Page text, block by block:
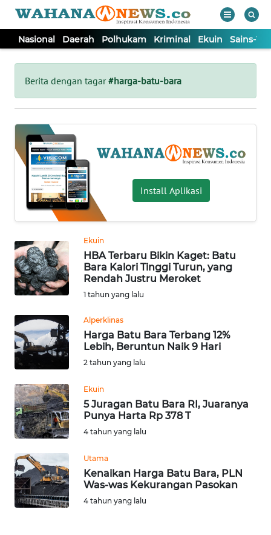
Nasional Daerah Polhukam Kriminal Ekuin Sains-
Berita dengan tagar#harga-batu-bara
Install Aplikasi
Ekuin
HBA Terbaru Bikin Kaget: Batu
Bara Kalori Tinggi Turun, yang
Rendah Justru Meroket
1 tahun yang lalu
Alperklinas
Harga Batu Bara Terbang 12%
Lebih, Beruntun Naik 9 Hari
2 tahun yang lalu
Ekuin
5 Juragan Batu Bara RI, Juaranya
Punya Harta Rp 378 T
4 tahun yang lalu
Utama
Kenaikan Harga Batu Bara, PLN
Was-was Kekurangan Pasokan
4 tahun yang lalu
Tutup
NASIONAL
DAERAH
POLHUKAM
KRIMINAL
EKUIN
SAINS-TEKNO
KESEHATAN
INTERNASIONAL
PENDIDIKAN
OPINI